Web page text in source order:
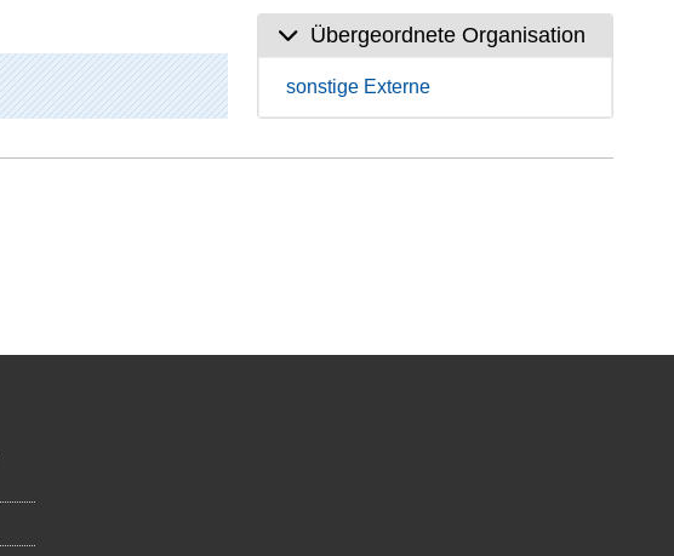
Übergeordnete Organisation
sonstige Externe